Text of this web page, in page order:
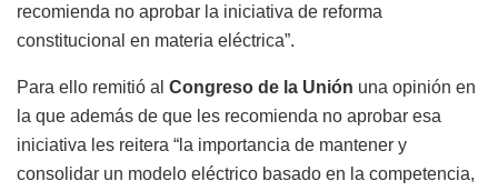
recomienda no aprobar la iniciativa de reforma
constitucional en materia eléctrica”.
Para ello remitió al Congreso de la Unión una opinión en
la que además de que les recomienda no aprobar esa
iniciativa les reitera “la importancia de mantener y
consolidar un modelo eléctrico basado en la competencia,